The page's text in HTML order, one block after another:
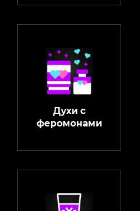
Духи с
феромонами